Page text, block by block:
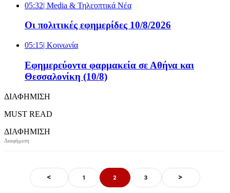
05:32| Media & Τηλεοπτικά Νέα
Οι πολιτικές εφημερίδες 10/8/2026
05:15| Κοινωνία
Εφημερεύοντα φαρμακεία σε Αθήνα και
Θεσσαλονίκη (10/8)
ΔΙΑΦΗΜΙΣΗ
MUST READ
ΔΙΑΦΗΜΙΣΗ
< 1 2 3 >